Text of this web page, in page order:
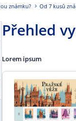
známku? Od 7 kusů
Přehled
Lorem ipsum